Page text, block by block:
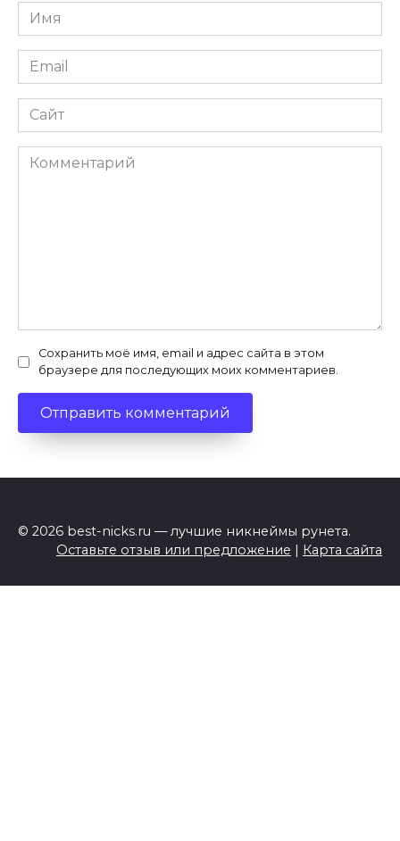
Имя
*
Email
*
Сайт
Комментарий
Сохранить моё имя, email и адрес сайта в этом
браузере для последующих моих комментариев.
© 2026 best-nicks.ru — лучшие никнеймы рунета.
Оставьте отзыв или предложение
Карта сайта